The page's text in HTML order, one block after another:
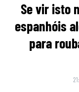
Se vir isto
espanhóis
para